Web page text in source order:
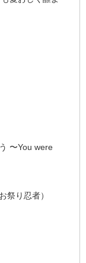
〜You were
り忍者）